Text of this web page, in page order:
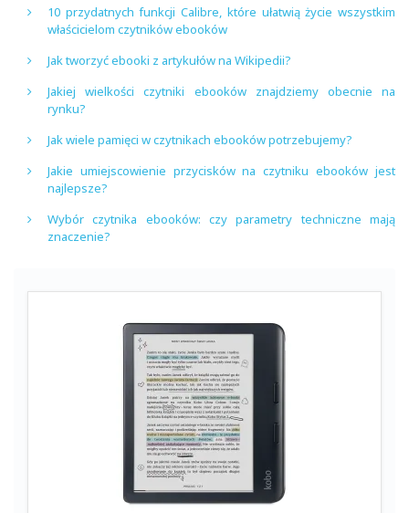
10 przydatnych funkcji Calibre, które ułatwią życie wszystkim
właścicielom czytników ebooków
Jak tworzyć ebooki z artykułów na Wikipedii?
Jakiej wielkości czytniki ebooków znajdziemy obecnie na
rynku?
Jak wiele pamięci w czytnikach ebooków potrzebujemy?
Jakie umiejscowienie przycisków na czytniku ebooków jest
najlepsze?
Wybór czytnika ebooków: czy parametry techniczne mają
znaczenie?